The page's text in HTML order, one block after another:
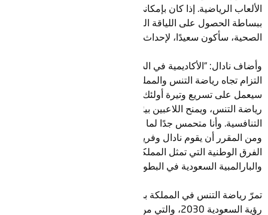
الألعاب الرياضية. إذا كان بإمكاني مساعدتهم في حمل المضرب أو
ببساطة الحصول على اللياقة البدنية والاستمتاع بفوائد الحياة
الصحية، سأكون سعيدًا، لإحداث الفرق."
وأضاف نادال: “الأكاديمية في الدرعية هي مشروع طويل الأمد مع
التزام تجاه رياضة التنس والمملكة. وباعتباره مكانًا للتعلم، فإنه
سيعمل على تسريع وتيرة أولئك الذين هم في رحلتهم الخاصة في
رياضة التنس، ويمنح اللاعبين بيئة مثالية للتعلم وتنمية قدرتهم
التنافسية. وأنا متحمس جدًا لما ستقدمه الأكاديمية ولإمكانياتها."
ومن المقرر أن يقوم نادال وفريقه التدريبي بتطوير برنامج لإلهام
الفرق الوطنية التي تمثل المملكة تحت مظلة اللجنة الأولمبية
والبارالمبية السعودية في البطولات الدولية.
تمرّ رياضة التنس في المملكة بمرحلة تحول كبيرة تماشيًا مع أهداف
رؤية السعودية 2030، والتي من أبرزها رفع مستوى الوعي، وتعزيز